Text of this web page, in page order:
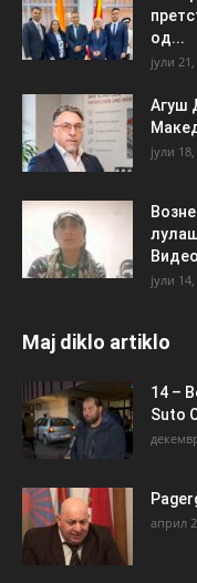
од...
јули
Агуш
јули
јули
Maj diklo artiklo
14 –
Suto
април